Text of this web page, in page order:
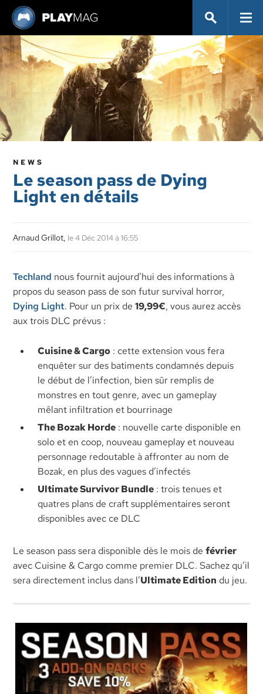
NEWS
Le season pass de Dying
Light en détails
Arnaud Grillot, le 4 Déc 2014 à 16:55
Techland nous fournit aujourd’hui des informations à
propos du season pass de son futur survival horror,
Dying Light. Pour un prix de19,99€, vous aurez accès
aux trois DLC prévus :
Cuisine & Cargo : cette extension vous fera
enquêter sur des batiments condamnés depuis
le début de l’infection, bien sûr remplis de
monstres en tout genre, avec un gameplay
mêlant infiltration et bourrinage
The Bozak Horde : nouvelle carte disponible en
solo et en coop, nouveau gameplay et nouveau
personnage redoutable à affronter au nom de
Bozak, en plus des vagues d’infectés
Ultimate Survivor Bundle : trois tenues et
quatres plans de craft supplémentaires seront
disponibles avec ce DLC
Le season pass sera disponible dès le mois defévrier
avec Cuisine & Cargo comme premier DLC. Sachez qu’il
sera directement inclus dans l’Ultimate Edition du jeu.